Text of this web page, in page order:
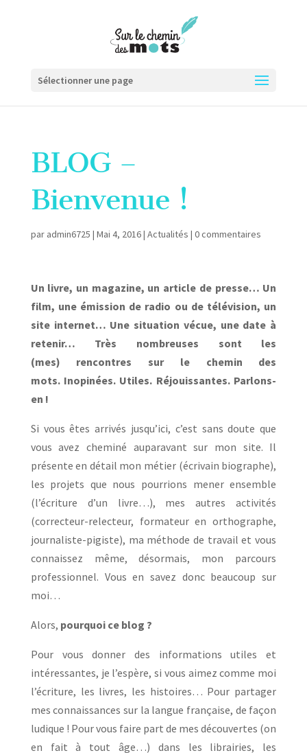
Sélectionner une page
BLOG –
Bienvenue !
par admin6725 | Mai 4, 2016| Actualités | 0 commentaires
Un livre, un magazine, un article de presse… Un
film, une émission de radio ou de télévision, un
site internet… Une situation vécue, une date à
retenir… Très nombreuses sont les
(mes) rencontres sur le chemin des
mots. Inopinées. Utiles. Réjouissantes. Parlons-
en !
Si vous êtes arrivés jusqu’ici, c’est sans doute que
vous avez cheminé auparavant sur mon site. Il
présente en détail mon métier (écrivain biographe),
les projets que nous pourrions mener ensemble
(l’écriture d’un livre…), mes autres activités
(correcteur-relecteur, formateur en orthographe,
journaliste-pigiste), ma méthode de travail et vous
connaissez même, désormais, mon parcours
professionnel. Vous en savez donc beaucoup sur
moi…
Alors, pourquoi ce blog ?
Pour vous donner des informations utiles et
intéressantes, je l’espère, si vous aimez comme moi
l’écriture, les livres, les histoires… Pour partager
mes connaissances sur la langue française, de façon
ludique ! Pour vous faire part de mes découvertes (on
en fait à tout âge…) dans les librairies, les